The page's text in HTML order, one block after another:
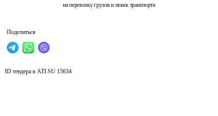
на перевозку грузов и поиск транспорта
Поделиться
ID тендера в ATI.SU 15634